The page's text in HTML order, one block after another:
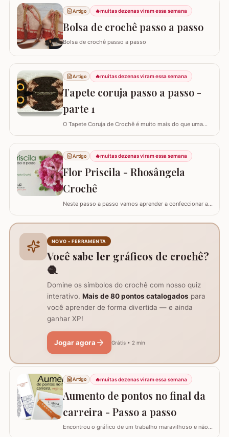
Sousplat Puxa-saco e porta-pano de prato Squares para
colcha de cama Outros Álbuns que temos no blog
Artigo 🔥muitas dezenas viram essa semana
Bolsa de crochê passo a passo
Bolsa de crochê passo a passo
Artigo 🔥muitas dezenas viram essa semana
Tapete coruja passo a passo -
parte 1
O Tapete Coruja de Crochê é muito mais do que uma
sabedoria com a delicadeza do feito à mão. Embora a
coruja real consiga girar o pescoço em 270°, a nossa
versão em crochê é ainda mais versátil: podemos criá-
la em todas as cores e estilos,…
Artigo 🔥muitas dezenas viram essa semana
Flor Priscila - Rhosângela
Crochê
Neste passo a passo vamos aprender a confeccionar a
conhecer, curtir e adquirir os trabalhos desta artesã
deixem de se inscrever em seu canal no YouTube –&gt;
NOVO • FERRAMENTA
Você sabe ler gráficos de crochê?
🧶
Domine os símbolos do crochê com nosso quiz
interativo. Mais de 80 pontos catalogados para
você aprender de forma divertida — e ainda
ganhar XP!
Jogar agora Grátis • 2 min
Artigo 🔥muitas dezenas viram essa semana
Aumento de pontos no final da
carreira - Passo a passo
Encontrou o gráfico de um trabalho maravilhoso e não